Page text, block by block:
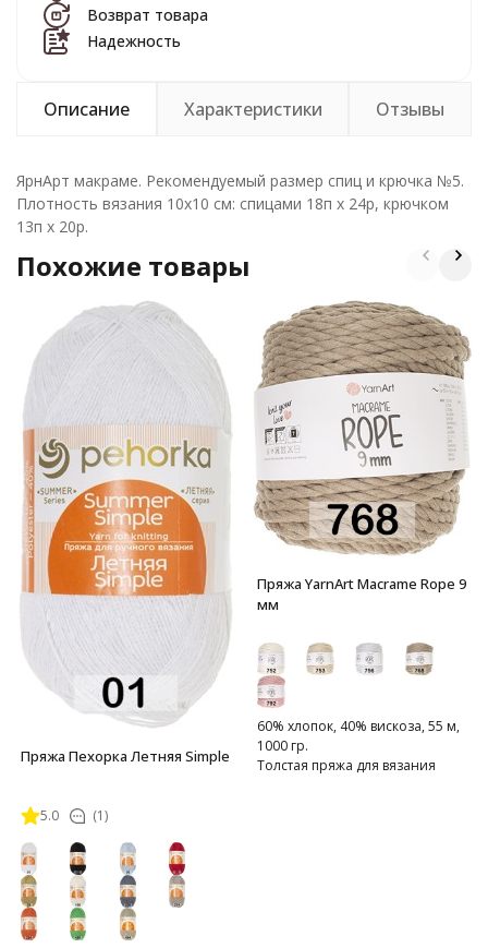
Возврат товара
Надежность
Описание Характеристики Отзывы
ЯрнАрт макраме. Рекомендуемый размер спиц и крючка №5.
Плотность вязания 10х10 см: спицами 18п х 24р, крючком
13п х 20р.
Похожие товары
Пряжа Пехорка Летняя Simple
5.0 (1)
Пряжа YarnArt Macrame Rope 9
мм
60% хлопок, 40% вискоза, 55 м,
1000 гр.
Толстая пряжа для вязания